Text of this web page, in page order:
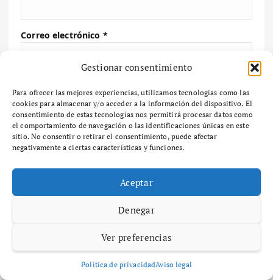
Gestionar consentimiento
Para ofrecer las mejores experiencias, utilizamos tecnologías como las
cookies para almacenar y/o acceder a la información del dispositivo. El
consentimiento de estas tecnologías nos permitirá procesar datos como
el comportamiento de navegación o las identificaciones únicas en este
sitio. No consentir o retirar el consentimiento, puede afectar
negativamente a ciertas características y funciones.
Aceptar
Denegar
Ver preferencias
Política de privacidadAviso legal
Correo electrónico *
Guarda mi nombre, correo electrónico y web en
este navegador para la próxima vez que comente.